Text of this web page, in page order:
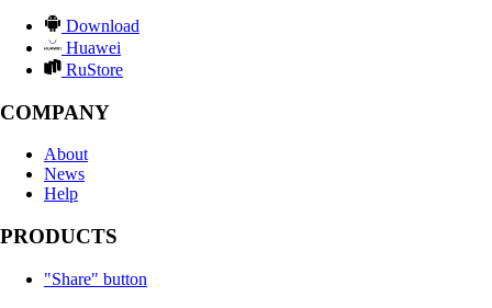
Download
Huawei
RuStore
COMPANY
About
News
Help
PRODUCTS
"Share" button